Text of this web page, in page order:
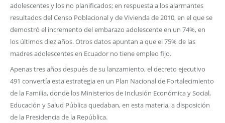
adolescentes y los no planificados; en respuesta a los alarmantes
resultados del Censo Poblacional y de Vivienda de 2010, en el que se
demostró el incremento del embarazo adolescente en un 74%, en
los últimos diez años. Otros datos apuntan a que el 75% de las
madres adolescentes en Ecuador no tiene empleo fijo.
Apenas tres años después de su lanzamiento, el decreto ejecutivo
491 convertía esta estrategia en un Plan Nacional de Fortalecimiento
de la Familia, donde los Ministerios de Inclusión Económica y Social,
Educación y Salud Pública quedaban, en esta materia, a disposición
de la Presidencia de la República.